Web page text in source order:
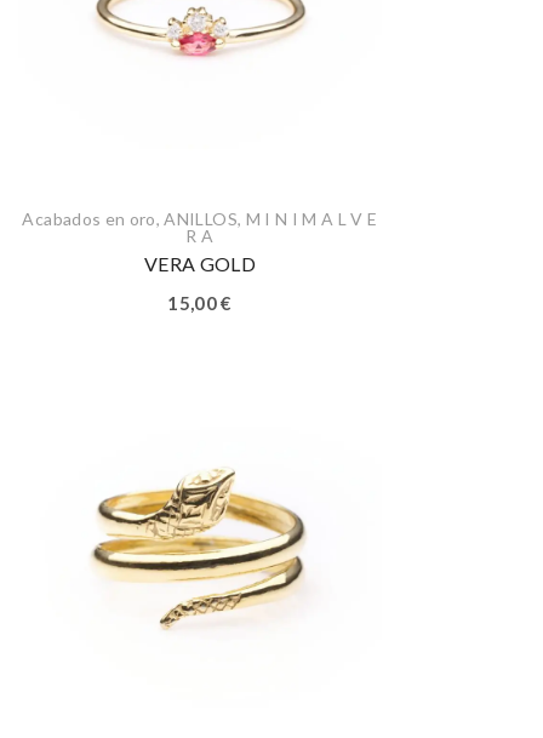
Acabados en oro,ANILLOS, M I N I M A L V E
R A
VERA GOLD
15,00€